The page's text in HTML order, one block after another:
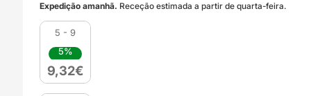
Expedição amanhã. Receção estimada a partir de quarta-feira.
5 - 9
5%
9,32€